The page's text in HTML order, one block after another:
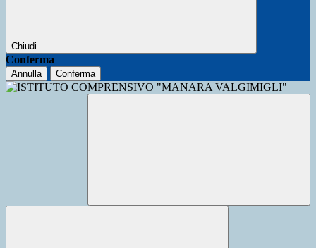
Chiudi
Conferma
Annulla Conferma